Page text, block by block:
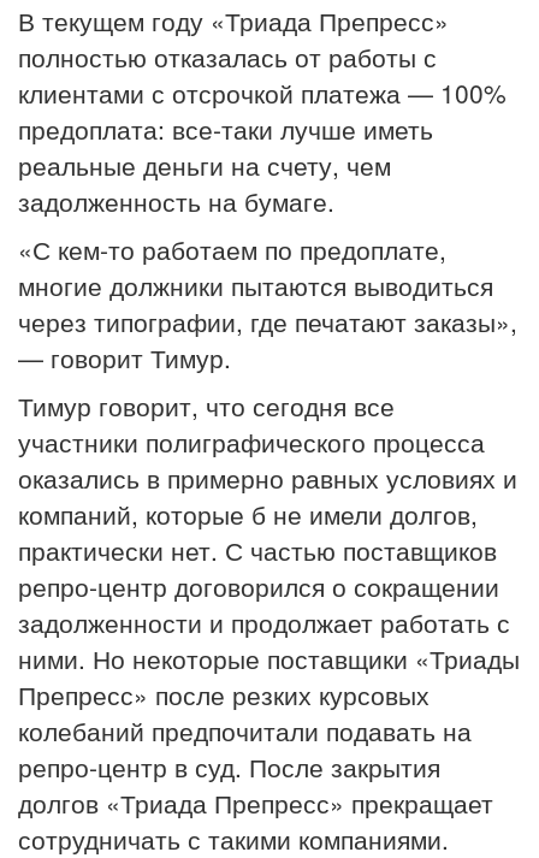
В текущем году «Триада Препресс»
полностью отказалась от работы с
клиентами с отсрочкой платежа — 100%
предоплата: все-таки лучше иметь
реальные деньги на счету, чем
задолженность на бумаге.
«С кем-то работаем по предоплате,
многие должники пытаются выводиться
через типографии, где печатают заказы»,
— говорит Тимур.
Тимур говорит, что сегодня все
участники полиграфического процесса
оказались в примерно равных условиях и
компаний, которые б не имели долгов,
практически нет. С частью поставщиков
репро-центр договорился о сокращении
задолженности и продолжает работать с
ними. Но некоторые поставщики «Триады
Препресс» после резких курсовых
колебаний предпочитали подавать на
репро-центр в суд. После закрытия
долгов «Триада Препресс» прекращает
сотрудничать с такими компаниями.